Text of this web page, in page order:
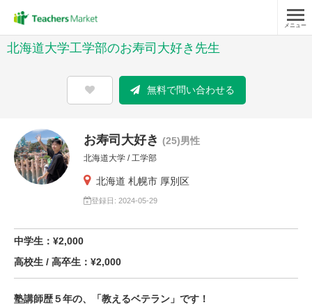
メニュー
北海道大学工学部のお寿司大好き先生
無料で問い合わせる
お寿司大好き (25)男性
北海道大学 / 工学部
北海道 札幌市 厚別区
登録日: 2024-05-29
中学生：¥2,000
高校生 / 高卒生：¥2,000
塾講師歴５年の、「教えるベテラン」です！